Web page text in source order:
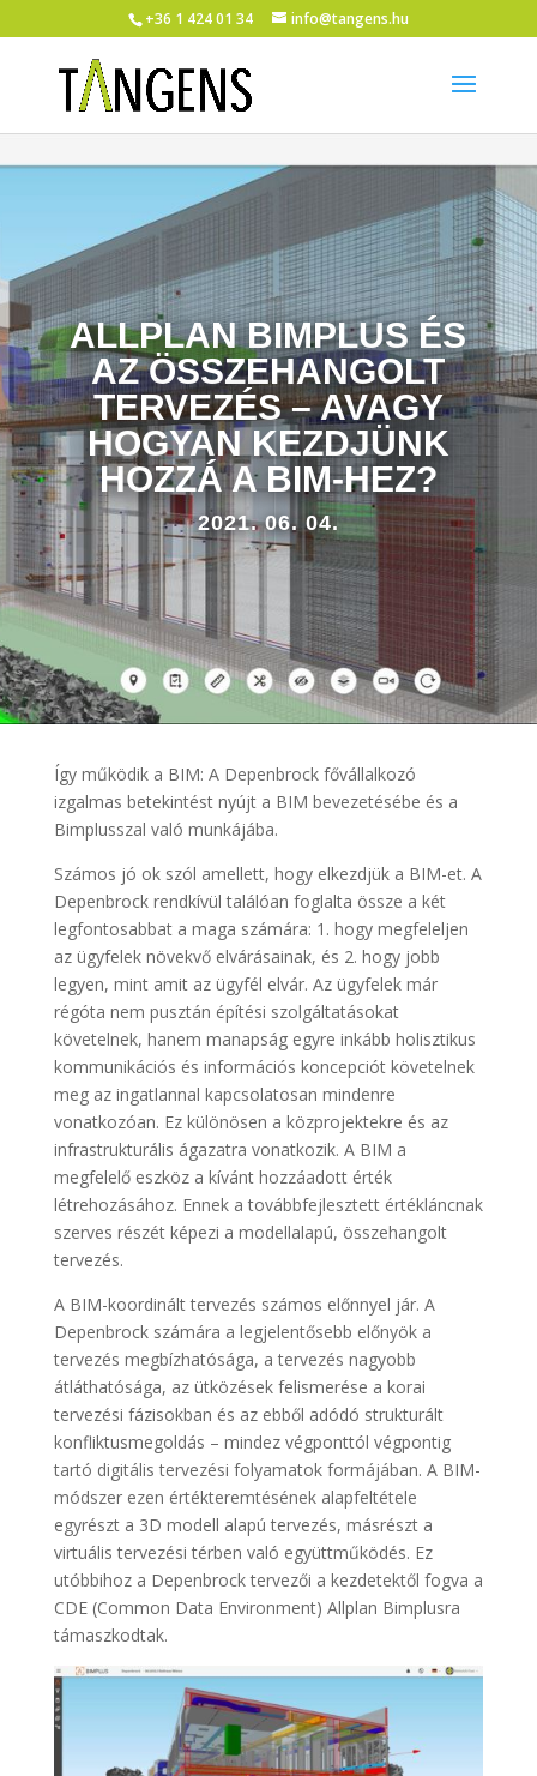
+36 1 424 01 34 info@tangens.hu
ALLPLAN BIMPLUS ÉS
AZ ÖSSZEHANGOLT
TERVEZÉS – AVAGY
HOGYAN KEZDJÜNK
HOZZÁ A BIM-HEZ?
2021. 06. 04.
Így működik a BIM: A Depenbrock fővállalkozó
izgalmas betekintést nyújt a BIM bevezetésébe és a
Bimplusszal való munkájába.
Számos jó ok szól amellett, hogy elkezdjük a BIM-et. A
Depenbrock rendkívül találóan foglalta össze a két
legfontosabbat a maga számára: 1. hogy megfeleljen
az ügyfelek növekvő elvárásainak, és 2. hogy jobb
legyen, mint amit az ügyfél elvár. Az ügyfelek már
régóta nem pusztán építési szolgáltatásokat
követelnek, hanem manapság egyre inkább holisztikus
kommunikációs és információs koncepciót követelnek
meg az ingatlannal kapcsolatosan mindenre
vonatkozóan. Ez különösen a közprojektekre és az
infrastrukturális ágazatra vonatkozik. A BIM a
megfelelő eszköz a kívánt hozzáadott érték
létrehozásához. Ennek a továbbfejlesztett értékláncnak
szerves részét képezi a modellalapú, összehangolt
tervezés.
A BIM-koordinált tervezés számos előnnyel jár. A
Depenbrock számára a legjelentősebb előnyök a
tervezés megbízhatósága, a tervezés nagyobb
átláthatósága, az ütközések felismerése a korai
tervezési fázisokban és az ebből adódó strukturált
konfliktusmegoldás – mindez végponttól végpontig
tartó digitális tervezési folyamatok formájában. A BIM-
módszer ezen értékteremtésének alapfeltétele
egyrészt a 3D modell alapú tervezés, másrészt a
virtuális tervezési térben való együttműködés. Ez
utóbbihoz a Depenbrock tervezői a kezdetektől fogva a
CDE (Common Data Environment) Allplan Bimplusra
támaszkodtak.